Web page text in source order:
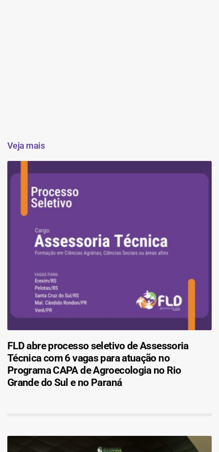
Veja mais
FLD abre processo seletivo de Assessoria
Técnica com 6 vagas para atuação no
Programa CAPA de Agroecologia no Rio
Grande do Sul e no Paraná